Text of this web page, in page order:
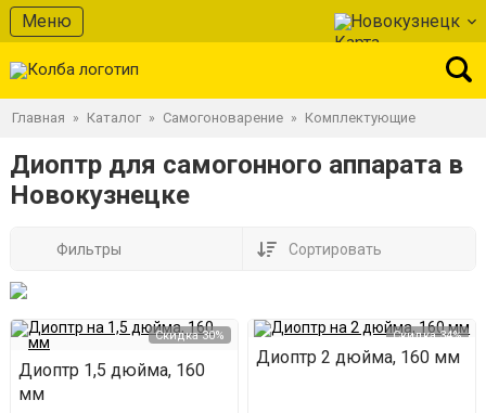
Меню Новокузнецк
Главная » Каталог » Самогоноварение » Комплектующие
Диоптр для самогонного аппарата в
Новокузнецке
Фильтры Сортировать
Скидка 30%
Диоптр 1,5 дюйма, 160
мм
Скидка 34%
Диоптр 2 дюйма, 160 мм